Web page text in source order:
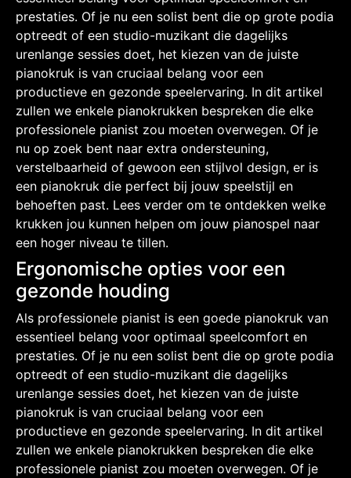
prestaties. Of je nu een solist bent die op grote podia
optreedt of een studio-muzikant die dagelijks
urenlange sessies doet, het kiezen van de juiste
pianokruk is van cruciaal belang voor een
productieve en gezonde speelervaring. In dit artikel
zullen we enkele pianokrukken bespreken die elke
professionele pianist zou moeten overwegen. Of je
nu op zoek bent naar extra ondersteuning,
verstelbaarheid of gewoon een stijlvol design, er is
een pianokruk die perfect bij jouw speelstijl en
behoeften past. Lees verder om te ontdekken welke
krukken jou kunnen helpen om jouw pianospel naar
een hoger niveau te tillen.
Ergonomische opties voor een
gezonde houding
Als professionele pianist is een goede pianokruk van
essentieel belang voor optimaal speelcomfort en
prestaties. Of je nu een solist bent die op grote podia
optreedt of een studio-muzikant die dagelijks
urenlange sessies doet, het kiezen van de juiste
pianokruk is van cruciaal belang voor een
productieve en gezonde speelervaring. In dit artikel
zullen we enkele pianokrukken bespreken die elke
professionele pianist zou moeten overwegen. Of je